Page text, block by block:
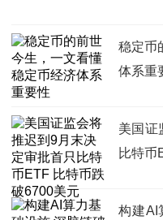
稳定币
体系重
美国证
比特币
构建AI